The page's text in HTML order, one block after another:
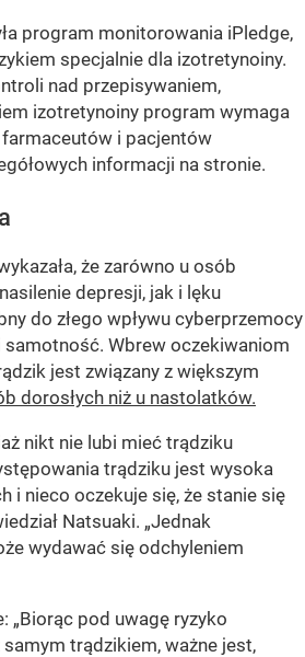
program monitorowania iPledge,
specjalnie dla izotretynoiny.
nad przepisywaniem,
izotretynoiny program wymaga
i pacjentów
informacji na stronie.
że ​​zarówno u osób
depresji, jak i lęku
do złego wpływu cyberprzemocy
samotność. Wbrew oczekiwaniom
jest związany z większym
dorosłych niż u nastolatków.
nikt nie lubi mieć trądziku
trądziku jest wysoka
i nieco oczekuje się, że stanie się
Natsuaki. „Jednak
wydawać się odchyleniem
„Biorąc pod uwagę ryzyko
trądzikiem, ważne jest,